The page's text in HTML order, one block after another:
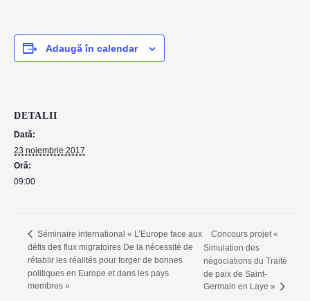
Adaugă în calendar
DETALII
Dată:
23 noiembrie 2017
Oră:
09:00
Séminaire international « L’Europe face aux
défis des flux migratoires De la nécessité de
rétablir les réalités pour forger de bonnes
politiques en Europe et dans les pays
membres »
Concours projet «
Simulation des
négociations du Traité
de paix de Saint-
Germain en Laye »